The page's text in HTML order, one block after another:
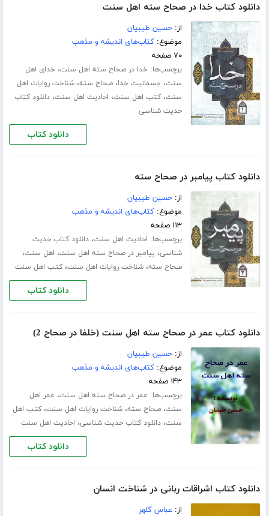
دانلود کتاب خدا در صحاح سته اهل سنت
از:حسین طیبیان
موضوع:کتاب‌های اندیشه و مذهب
۷۰ صفحه
برچسب‌ها: خدا در صحاح سته اهل سنت، خدای اهل
سنت، جسمانیت خدا،صحاح سته،شناخت روایات اهل
سنت،کتب اهل سنت، احادیث اهل سنت،دانلود کتاب
حدیث شناسی
دانلود کتاب
دانلود کتاب پیامبر در صحاح سته
از:حسین طیبیان
موضوع:کتاب‌های اندیشه و مذهب
۱۱۳ صفحه
برچسب‌ها: احادیث اهل سنت،دانلود کتاب حدیث
شناسی، پیامبر در صحاح سته اهل سنت، اهل سنت،
صحاح سته،شناخت روایات اهل سنت،کتب اهل سنت
دانلود کتاب
دانلود کتاب عمر در صحاح سته اهل سنت (خلفا در صحاح 2)
از:حسین طیبیان
موضوع:کتاب‌های اندیشه و مذهب
۱۴۳ صفحه
برچسب‌ها: عمر در صحاح سته اهل سنت، عمر اهل
سنت،صحاح سته،شناخت روایات اهل سنت،کتب اهل
سنت،دانلود کتاب حدیث شناسی، احادیث اهل سنت
دانلود کتاب
دانلود کتاب اشراقات ربانی در شناخت انسان
از: عباس کلهر